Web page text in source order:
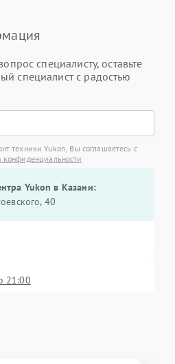
специалисту, оставьте
специалист с радостью
техники Yukon, Вы соглашаетесь с
Yukon в Казани:
40
21:00